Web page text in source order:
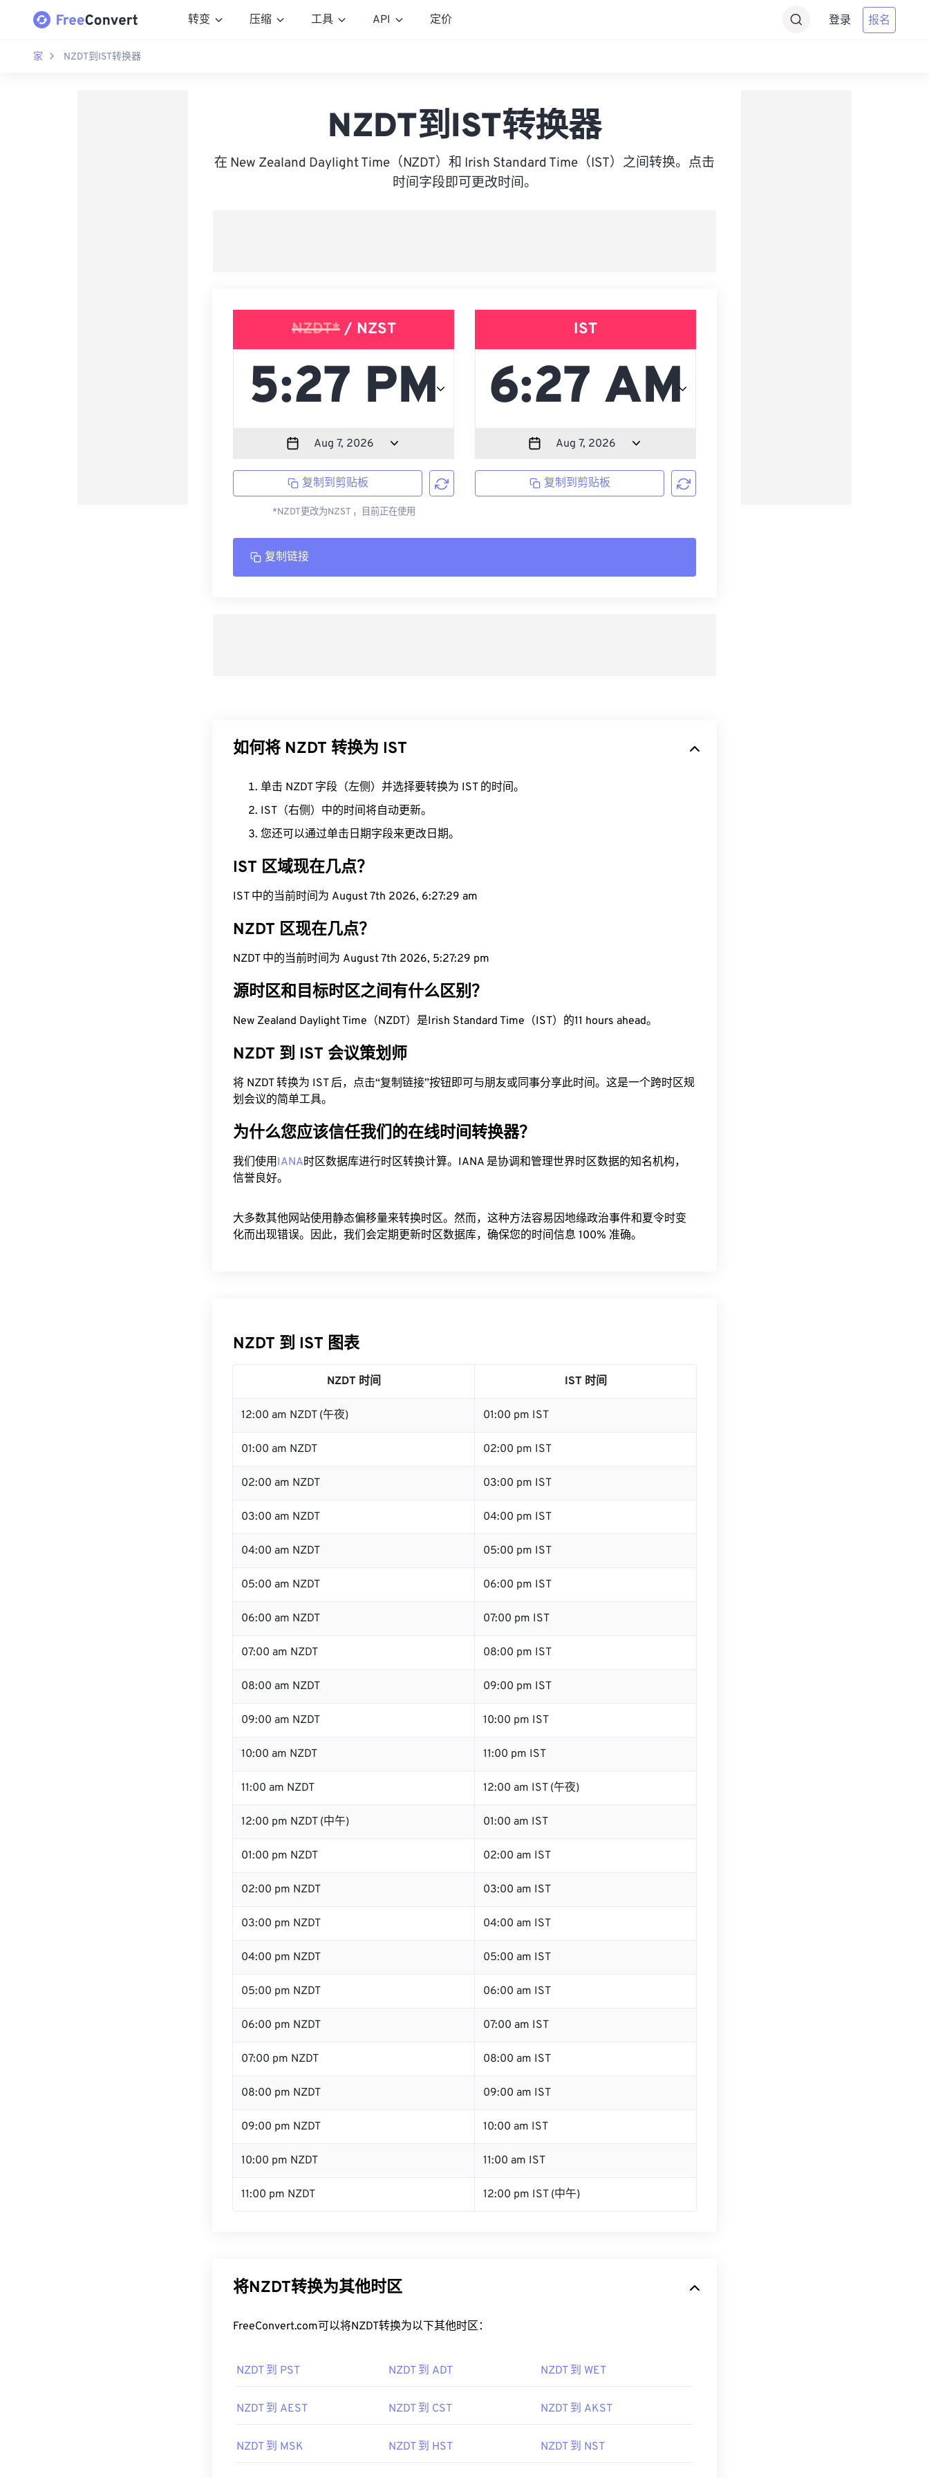
转变 压缩 工具 API 定价 登录 报名
家 NZDT到IST转换器
NZDT到IST转换器
在 New Zealand Daylight Time（NZDT）和 Irish Standard Time（IST）之间转换。点击
时间字段即可更改时间。
NZDT*/ NZST
复制到剪贴板
*NZDT更改为NZST ，目前正在使用
IST
复制到剪贴板
复制链接
如何将 NZDT 转换为 IST
单击 NZDT 字段（左侧）并选择要转换为 IST 的时间。
IST（右侧）中的时间将自动更新。
您还可以通过单击日期字段来更改日期。
IST 区域现在几点？
IST 中的当前时间为 August 7th 2026, 6:27:30 am
NZDT 区现在几点？
NZDT 中的当前时间为 August 7th 2026, 5:27:30 pm
源时区和目标时区之间有什么区别？
New Zealand Daylight Time（NZDT）是Irish Standard Time（IST）的11 hours ahead。
NZDT 到 IST 会议策划师
将 NZDT 转换为 IST 后，点击“复制链接”按钮即可与朋友或同事分享此时间。这是一个跨时区规
划会议的简单工具。
为什么您应该信任我们的在线时间转换器？
我们使用IANA时区数据库进行时区转换计算。IANA 是协调和管理世界时区数据的知名机构，
信誉良好。
大多数其他网站使用静态偏移量来转换时区。然而，这种方法容易因地缘政治事件和夏令时变
化而出现错误。因此，我们会定期更新时区数据库，确保您的时间信息 100% 准确。
NZDT 到 IST 图表
NZDT 时间 IST 时间
12:00 am NZDT (午夜) 01:00 pm IST
01:00 am NZDT 02:00 pm IST
02:00 am NZDT 03:00 pm IST
03:00 am NZDT 04:00 pm IST
04:00 am NZDT 05:00 pm IST
05:00 am NZDT 06:00 pm IST
06:00 am NZDT 07:00 pm IST
07:00 am NZDT 08:00 pm IST
08:00 am NZDT 09:00 pm IST
09:00 am NZDT 10:00 pm IST
10:00 am NZDT 11:00 pm IST
11:00 am NZDT 12:00 am IST (午夜)
12:00 pm NZDT (中午) 01:00 am IST
01:00 pm NZDT 02:00 am IST
02:00 pm NZDT 03:00 am IST
03:00 pm NZDT 04:00 am IST
04:00 pm NZDT 05:00 am IST
05:00 pm NZDT 06:00 am IST
06:00 pm NZDT 07:00 am IST
07:00 pm NZDT 08:00 am IST
08:00 pm NZDT 09:00 am IST
09:00 pm NZDT 10:00 am IST
10:00 pm NZDT 11:00 am IST
11:00 pm NZDT 12:00 pm IST (中午)
将NZDT转换为其他时区
FreeConvert.com可以将NZDT转换为以下其他时区：
NZDT 到 PST NZDT 到 ADT NZDT 到 WET
NZDT 到 AEST NZDT 到 CST NZDT 到 AKST
NZDT 到 MSK NZDT 到 HST NZDT 到 NST